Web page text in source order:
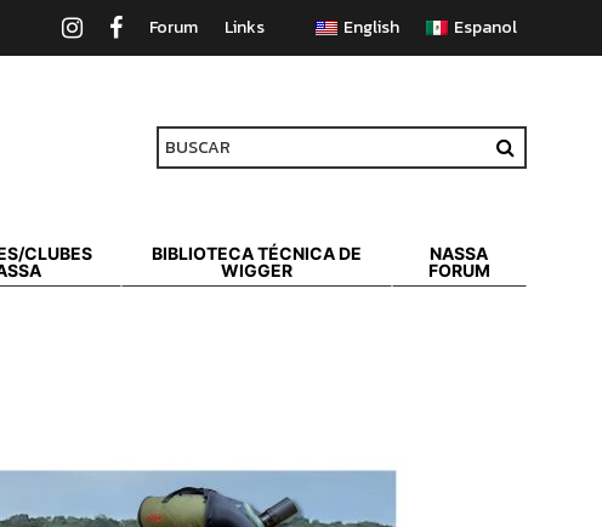
Forum Links
CLUBES
BIBLIOTECA TÉCNICA DE
WIGGER
NASSA
FORUM